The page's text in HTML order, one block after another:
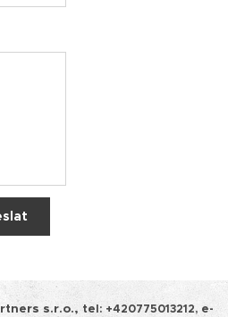
s.r.o., tel: +420775013212, e-